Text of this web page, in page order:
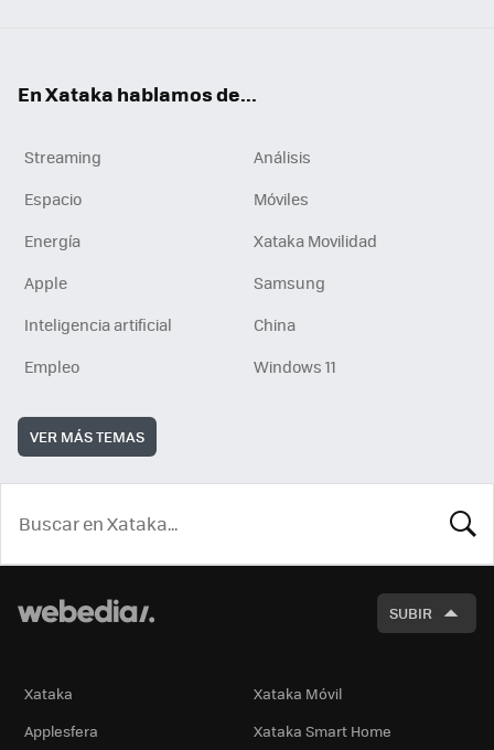
En Xataka hablamos de...
Streaming
Análisis
Espacio
Móviles
Energía
Xataka Movilidad
Apple
Samsung
Inteligencia artificial
China
Empleo
Windows 11
VER MÁS TEMAS
SUBIR
Xataka
Xataka Móvil
Applesfera
Xataka Smart Home